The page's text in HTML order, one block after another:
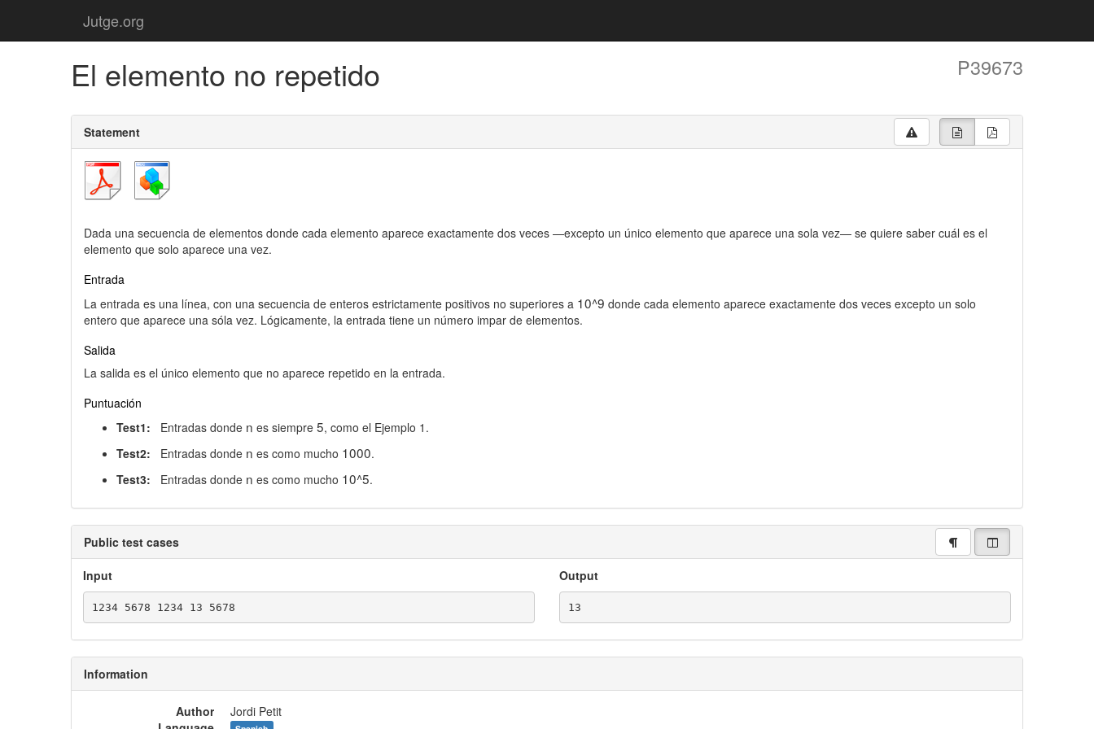
Jutge.org
El elemento no repetido P39673
Statement
Dada una secuencia de elementos donde cada elemento aparece exactamente dos veces —excepto un único elemento que aparece una sola vez— se quiere saber cuál es el
elemento que solo aparece una vez.
Entrada
La entrada es una línea, con una secuencia de enteros estrictamente positivos no superiores a 10^9 donde cada elemento aparece exactamente dos veces excepto un solo
entero que aparece una sóla vez. Lógicamente, la entrada tiene un número impar de elementos.
Salida
La salida es el único elemento que no aparece repetido en la entrada.
Puntuación
Test1: Entradas donde n es siempre 5, como el Ejemplo 1.
Test2: Entradas donde n es como mucho 1000.
Test3: Entradas donde n es como mucho 10^5.
Public test cases
Input Output
Information
Author
Jordi Petit